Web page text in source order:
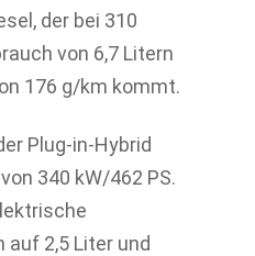
der bei 310
von 6,7 Litern
176 g/km kommt.
Plug-in-Hybrid
340 kW/462 PS.
auf 2,5 Liter und